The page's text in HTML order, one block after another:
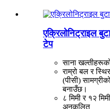
एक्रिलोनिट्राइल
टेप
साना
राम्रो बल र
(पीसी)
बनाउँछ।
८ मिमी र १२
अनुकूलित